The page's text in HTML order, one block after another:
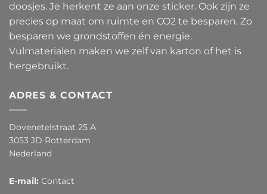
doosjes. Je herkent ze aan onze sticker. Ook zijn ze
precies op maat om ruimte en CO2 te besparen. Zo
besparen we grondstoffen én energie.
Vulmaterialen maken we zelf van karton of het is
hergebruikt.
ADRES & CONTACT
Dovenetelstraat 25 A
3053 JD Rotterdam
Nederland
E-mail: Contact